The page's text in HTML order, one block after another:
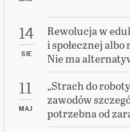
14
SIE
Rewolucja w
i społecznej
Nie ma
11
MAJ
„Strach do
zawodów
potrzebna od